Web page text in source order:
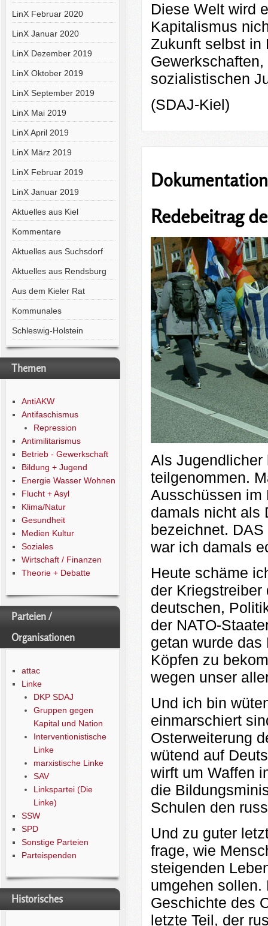
LinX Februar 2020
LinX Januar 2020
LinX Dezember 2019
LinX Oktober 2019
LinX September 2019
LinX Mai 2019
LinX April 2019
LinX März 2019
LinX Februar 2019
LinX Januar 2019
Aktuelles aus Kiel
Kommentare
Aktuelles aus Suchsdorf
Aktuelles aus Rendsburg
Aus dem Kieler Rat
Kommunales
Schleswig-Holstein
Themen
AntiAKW
Antifaschismus
Repression
Antimilitarismus
Betrieb - Gewerkschaft
Bildung + Jugend
Energie Wasser Wohnen
Flucht + Asyl
Klima/Natur
Gesundheit
Medien Kultur
Soziales
Wirtschaft / Finanzen
Theorie + Debatte
Parteien /
Organisationen
attac
Linke
DKP SDAJ
Gruppen gegen
Kapital und Nation
Interventionistische
Linke
marxistische Linke
SAV
Linkspartei (Die
Linke)
SSW
SPD
Sonstige Parteien
Parteispenden
Historisches
Diese Welt wird
Kapitalismus
Zukunft selbst in
sozialistischen
(SDAJ-Kiel)
Redebeitrag
Als Jugendlicher
teilgenommen.
Ausschüssen im
damals nicht als
bezeichnet.
war ich damals
Heute schäme
der
deutschen,
der NATO-
getan wurde das
Köpfen zu
wegen unser
Und ich bin
einmarschiert
Osterweiterung
wütend auf
wirft um Waffen
die
Schulen den
Und zu guter
frage, wie
steigenden
umgehen sollen.
Geschichte des
letzte Teil, der